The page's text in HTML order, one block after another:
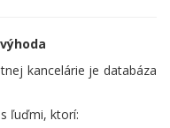
kancelárie je databáza
ľuďmi, ktorí: